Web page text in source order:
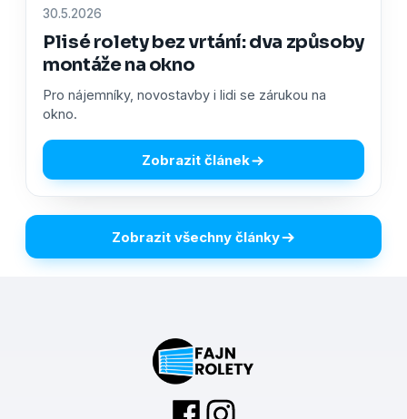
30.5.2026
Plisé rolety bez vrtání: dva způsoby
montáže na okno
Pro nájemníky, novostavby i lidi se zárukou na
okno.
Zobrazit článek
Zobrazit všechny články